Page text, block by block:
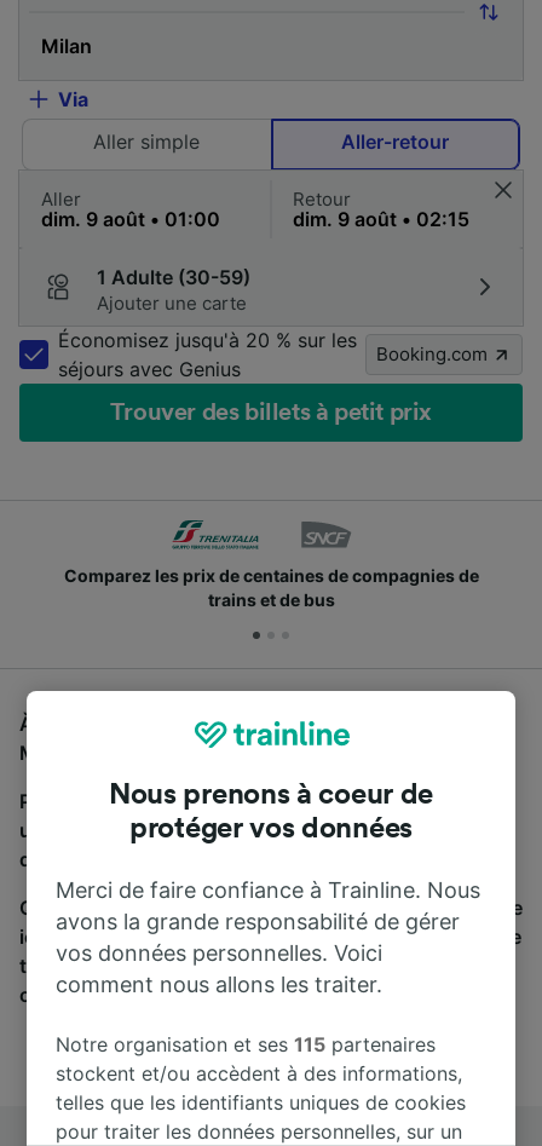
Via
Aller simple
Aller-retour
Aller Retour
1 Adulte (30-59)
Ajouter une carte
Économisez jusqu'à 20 % sur les
séjours avec Genius
Booking.com
Trouver des billets à petit prix
Comparez les prix de centaines de compagnies de
trains et de bus
À la recherche d'un bus de Venezia Santa Lucia à
Milan, vous êtes au bon endroit.
Pour trouver des billets de bus, lancez simplement
une recherche ci-dessus. Nous comparons les temps
de trajets et les prix des voyages, en train et en bus.
Qu’importe votre destination, votre voyage commence
ici. Nous collaborons avec plus de 170 compagnies de
train et de bus. Consultez et achetez vos billets sur
cette page.
Nous prenons à coeur de
protéger vos données
Merci de faire confiance à Trainline. Nous
avons la grande responsabilité de gérer
vos données personnelles. Voici
comment nous allons les traiter.
Notre organisation et ses115 partenaires
stockent et/ou accèdent à des informations,
telles que les identifiants uniques de cookies
pour traiter les données personnelles, sur un